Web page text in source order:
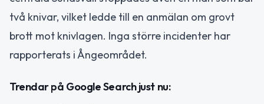
två knivar, vilket ledde till en anmälan om grovt
brott mot knivlagen. Inga större incidenter har
rapporterats i Ångeområdet.
Trendar på Google Search just nu: